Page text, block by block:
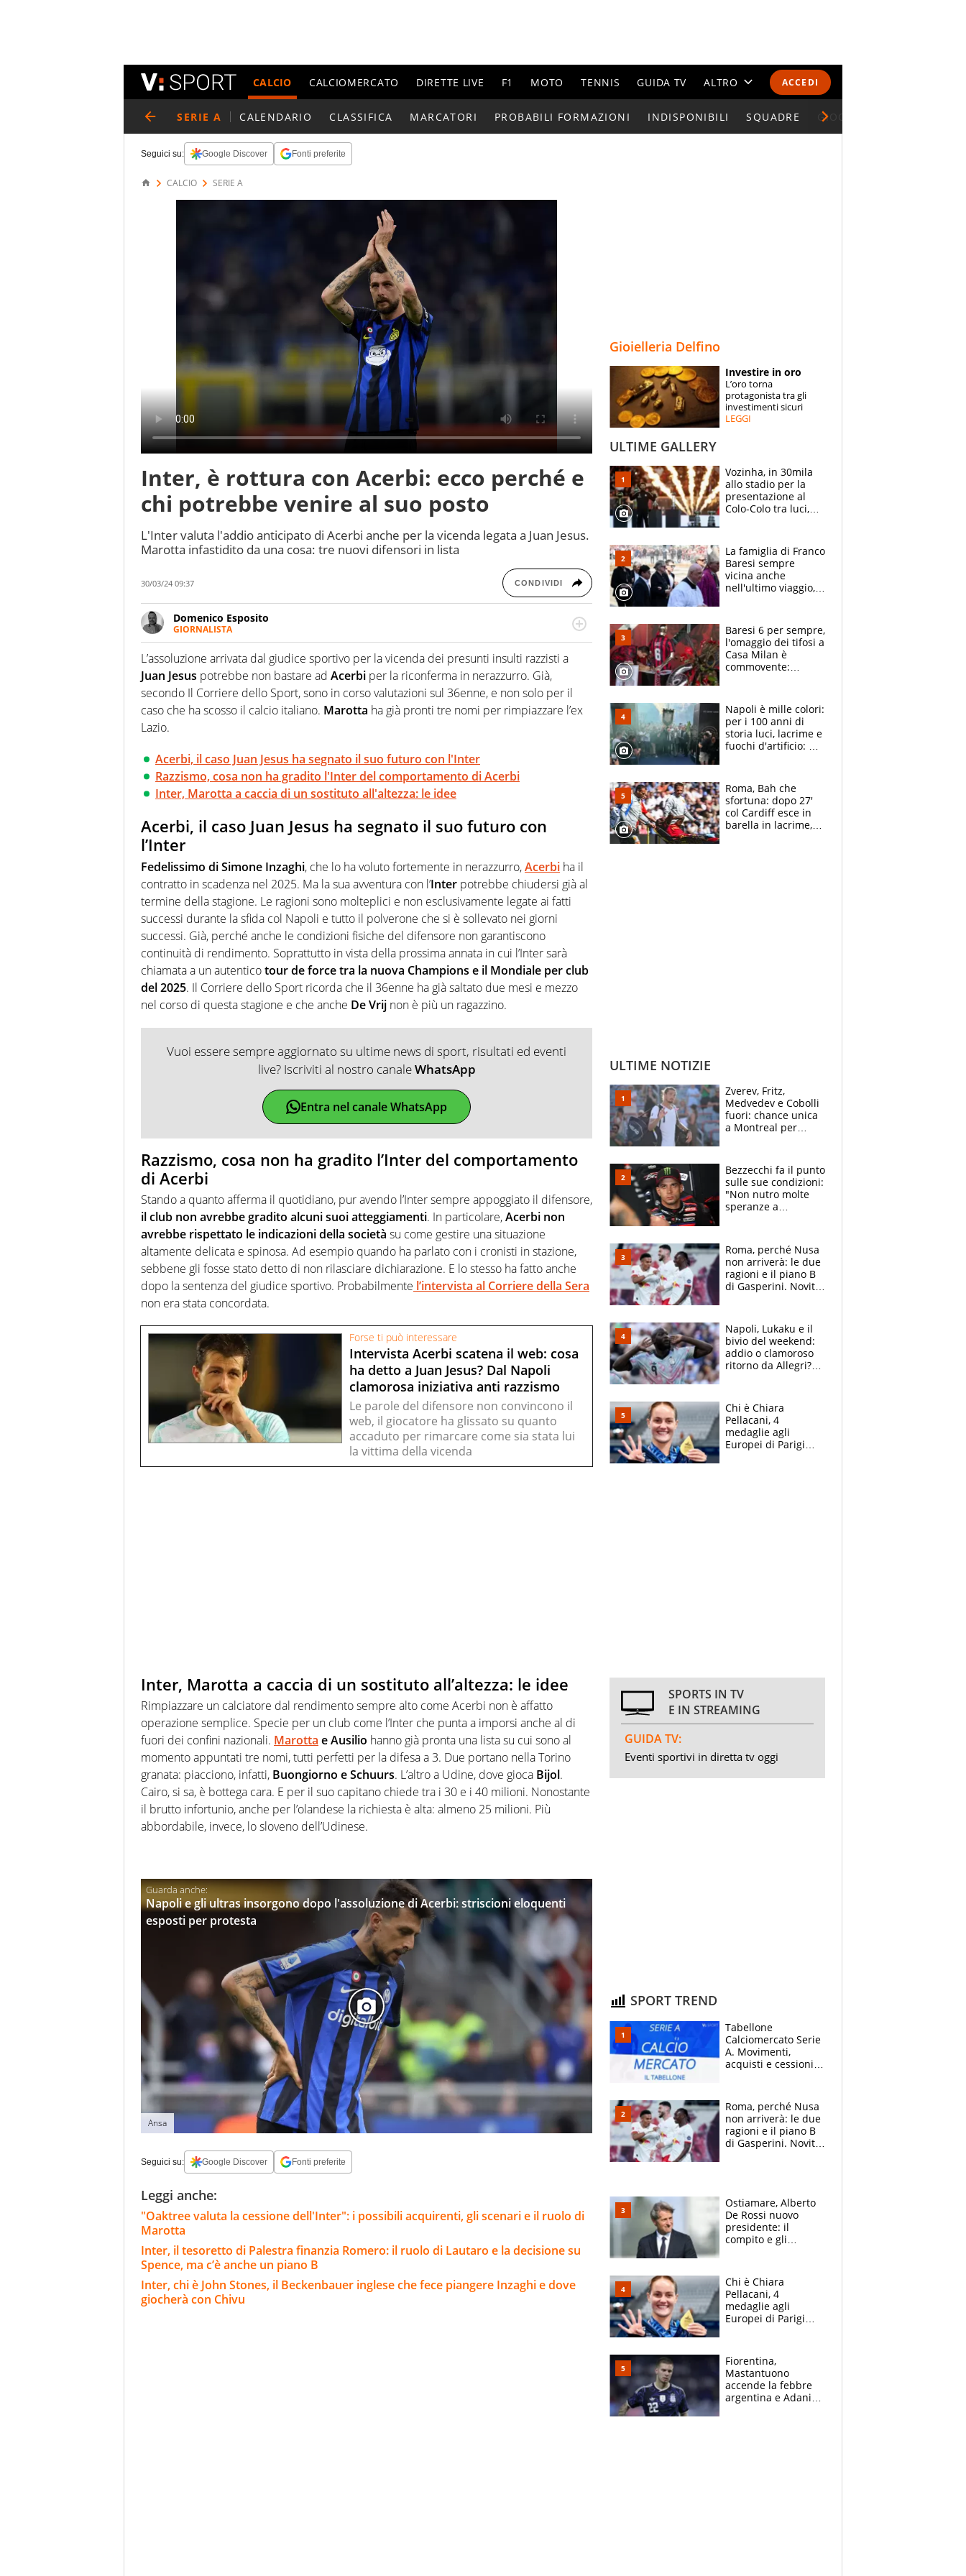
ACCEDI
CALCIO CALCIOMERCATO DIRETTE LIVE F1 MOTO TENNIS GUIDA TV ALTRO
CALENDARI E CLASSIFICHE
ESPERTI
CONTATTI
SERIE A CALENDARIO CLASSIFICA MARCATORI PROBABILI FORMAZIONI INDISPONIBILI SQUADRE GIOCATORI SERIE A
Seguici su: Google Discover Fonti preferite
CALCIO SERIE A
Inter, è rottura con Acerbi: ecco perché e
chi potrebbe venire al suo posto
L'Inter valuta l'addio anticipato di Acerbi anche per la vicenda legata a Juan Jesus.
Marotta infastidito da una cosa: tre nuovi difensori in lista
30/03/24 09:37 CONDIVIDI
Domenico Esposito
GIORNALISTA
Da vent’anni in campo e sul campo per vivere ogni evento in tutte le sue sfaccettature.
Passione smisurata per il calcio e per la sfera di cuoio. Il pallone è una cosa serissima,
guai a dirgli di no
L’assoluzione arrivata dal giudice sportivo per la vicenda dei presunti insulti razzisti a
Juan Jesus potrebbe non bastare ad Acerbi per la riconferma in nerazzurro. Già,
secondo Il Corriere dello Sport, sono in corso valutazioni sul 36enne, e non solo per il
caso che ha scosso il calcio italiano. Marotta ha già pronti tre nomi per rimpiazzare l’ex
Lazio.
Acerbi, il caso Juan Jesus ha segnato il suo futuro con l'Inter
Razzismo, cosa non ha gradito l'Inter del comportamento di Acerbi
Inter, Marotta a caccia di un sostituto all'altezza: le idee
Acerbi, il caso Juan Jesus ha segnato il suo futuro con
l’Inter
Fedelissimo di Simone Inzaghi, che lo ha voluto fortemente in nerazzurro,Acerbi ha il
contratto in scadenza nel 2025. Ma la sua avventura con l’Inter potrebbe chiudersi già al
termine della stagione. Le ragioni sono molteplici e non esclusivamente legate ai fatti
successi durante la sfida col Napoli e tutto il polverone che si è sollevato nei giorni
successi. Già, perché anche le condizioni fisiche del difensore non garantiscono
continuità di rendimento. Soprattutto in vista della prossima annata in cui l’Inter sarà
chiamata a un autenticotour de force tra la nuova Champions e il Mondiale per club
del 2025. Il Corriere dello Sport ricorda che il 36enne ha già saltato due mesi e mezzo
nel corso di questa stagione e che anche De Vrij non è più un ragazzino.
Vuoi essere sempre aggiornato su ultime news di sport, risultati ed eventi
live? Iscriviti al nostro canaleWhatsApp
Entra nel canale WhatsApp
Razzismo, cosa non ha gradito l’Inter del comportamento
di Acerbi
Stando a quanto afferma il quotidiano, pur avendo l’Inter sempre appoggiato il difensore,
il club non avrebbe gradito alcuni suoi atteggiamenti. In particolare,Acerbi non
avrebbe rispettato le indicazioni della società su come gestire una situazione
altamente delicata e spinosa. Ad esempio quando ha parlato con i cronisti in stazione,
sebbene gli fosse stato detto di non rilasciare dichiarazione. E lo stesso ha fatto anche
dopo la sentenza del giudice sportivo. Probabilmente l’intervista al Corriere della Sera
non era stata concordata.
Forse ti può interessare
Intervista Acerbi scatena il web: cosa
ha detto a Juan Jesus? Dal Napoli
clamorosa iniziativa anti razzismo
Le parole del difensore non convincono il
web, il giocatore ha glissato su quanto
accaduto per rimarcare come sia stata lui
la vittima della vicenda
Inter, Marotta a caccia di un sostituto all’altezza: le idee
Rimpiazzare un calciatore dal rendimento sempre alto come Acerbi non è affatto
operazione semplice. Specie per un club come l’Inter che punta a imporsi anche al di
fuori dei confini nazionali. Marotta e Ausilio hanno già pronta una lista su cui sono al
momento appuntati tre nomi, tutti perfetti per la difesa a 3. Due portano nella Torino
granata: piacciono, infatti, Buongiorno e Schuurs. L’altro a Udine, dove gioca Bijol.
Cairo, si sa, è bottega cara. E per il suo capitano chiede tra i 30 e i 40 milioni. Nonostante
il brutto infortunio, anche per l’olandese la richiesta è alta: almeno 25 milioni. Più
abbordabile, invece, lo sloveno dell’Udinese.
Napoli e gli ultras insorgono dopo l'assoluzione di Acerbi: striscioni eloquenti
esposti per protesta
Ansa
Seguici su: Google Discover Fonti preferite
Leggi anche:
"Oaktree valuta la cessione dell'Inter": i possibili acquirenti, gli scenari e il ruolo di
Marotta
Inter, il tesoretto di Palestra finanzia Romero: il ruolo di Lautaro e la decisione su
Spence, ma c’è anche un piano B
Inter, chi è John Stones, il Beckenbauer inglese che fece piangere Inzaghi e dove
giocherà con Chivu
Gioielleria Delfino
Investire in oro
L’oro torna
protagonista tra gli
investimenti sicuri
LEGGI
ULTIME GALLERY
Vozinha, in 30mila
allo stadio per la
presentazione al
Colo-Colo tra luci,
La famiglia di Franco
Baresi sempre
vicina anche
nell'ultimo viaggio,
circondati
dall'affetto dei tifosi
Baresi 6 per sempre,
l'omaggio dei tifosi a
Casa Milan è
commovente:
bigliettini
Napoli è mille colori:
per i 100 anni di
storia luci, lacrime e
fuochi d'artificio: De
Roma, Bah che
sfortuna: dopo 27'
col Cardiff esce in
barella in lacrime,
ULTIME NOTIZIE
Zverev, Fritz,
Medvedev e Cobolli
fuori: chance unica
a Montreal per
attacca le palline
Bezzecchi fa il punto
sulle sue condizioni:
"Non nutro molte
speranze a
da Aragon
Roma, perché Nusa
non arriverà: le due
ragioni e il piano B
di Gasperini. Novità
Napoli, Lukaku e il
bivio del weekend:
addio o clamoroso
ritorno da Allegri?
Chi è Chiara
Pellacani, 4
medaglie agli
Europei di Parigi
SPORTS IN TV
E IN STREAMING
GUIDA TV:
Eventi sportivi in diretta tv oggi
SPORT TREND
Tabellone
Calciomercato Serie
A. Movimenti,
acquisti e cessioni:
Roma, perché Nusa
non arriverà: le due
ragioni e il piano B
di Gasperini. Novità
Ostiamare, Alberto
De Rossi nuovo
presidente: il
compito e gli
Chi è Chiara
Pellacani, 4
medaglie agli
Europei di Parigi
giornalista, mamma
insegnante e il
fratello calciatore
Fiorentina,
Mastantuono
accende la febbre
argentina e Adani